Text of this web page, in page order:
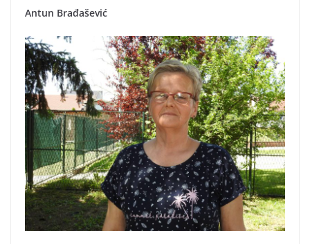
Antun Brađašević